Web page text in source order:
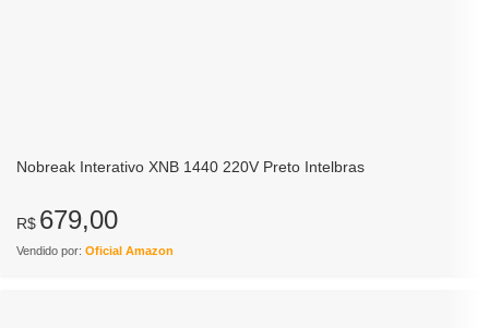
Nobreak Interativo XNB 1440 220V Preto Intelbras
R$ 679,00
Vendido por: Oficial Amazon